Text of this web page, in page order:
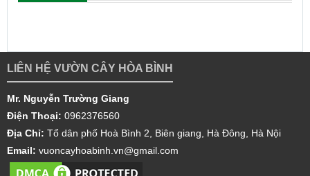
LIÊN HỆ VƯỜN CÂY HÒA BÌNH
Mr. Nguyễn Trường Giang
Điện Thoại: 0962376560
Địa Chỉ: Tổ dân phố Hoà Bình 2, Biên giang, Hà Đông, Hà Nội
Email: vuoncayhoabinh.vn@gmail.com